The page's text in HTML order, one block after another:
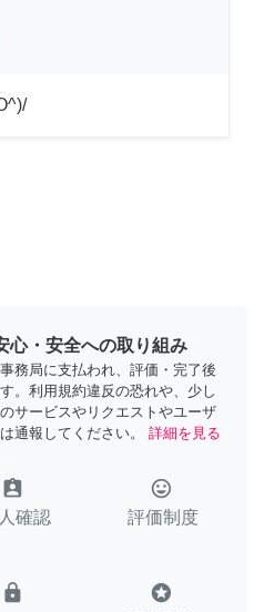
心・安全への取り組み
務局に支払われ、評価・完了後
。利用規約違反の恐れや、少し
サービスやリクエストやユーザ
通報してください。
詳細を見る
assignment_ind
確認
tag_faces
評価制度
lock stars